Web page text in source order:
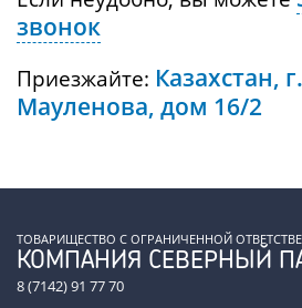
звонок
Приезжайте: Казахстан,
Мауленова, дом 16/2
ТОВАРИЩЕСТВО С ОГРАНИЧЕННОЙ
КОМПАНИЯ СЕВЕРНЫЙ
8 (7142) 91 77 70